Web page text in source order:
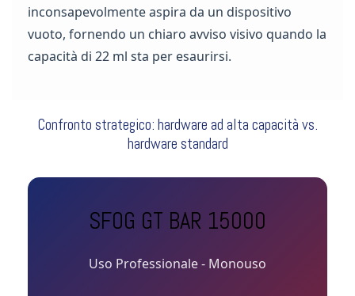
inconsapevolmente aspira da un dispositivo
vuoto, fornendo un chiaro avviso visivo quando la
capacità di 22 ml sta per esaurirsi.
Confronto strategico: hardware ad alta capacità vs.
hardware standard
SFOG GT BAR 15000
Uso Professionale - Monouso